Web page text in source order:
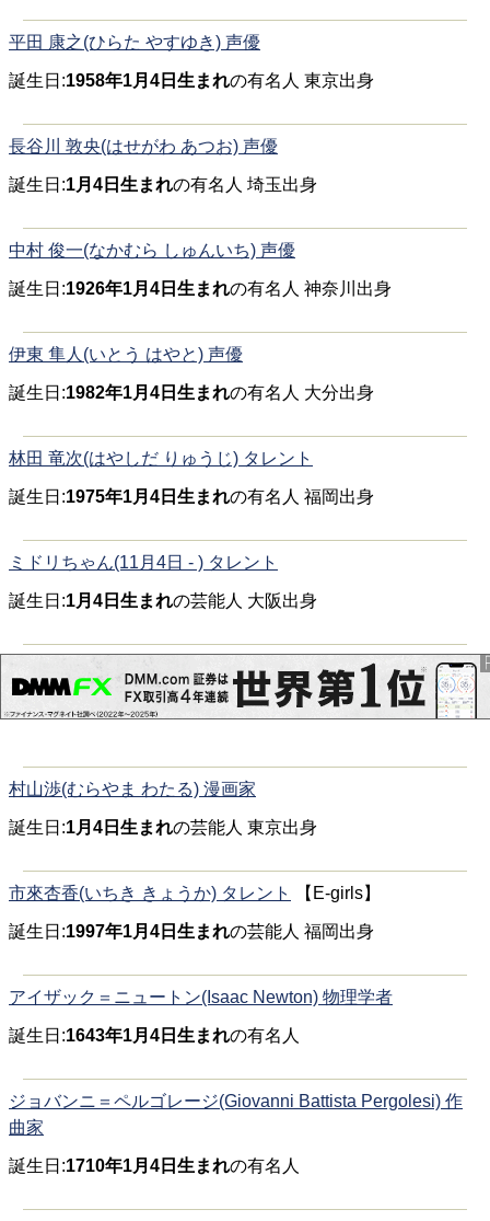
平田 康之(ひらた やすゆき) 声優
誕生日:1958年1月4日生まれの有名人 東京出身
長谷川 敦央(はせがわ あつお) 声優
誕生日:1月4日生まれの有名人 埼玉出身
中村 俊一(なかむら しゅんいち) 声優
誕生日:1926年1月4日生まれの有名人 神奈川出身
伊東 隼人(いとう はやと) 声優
誕生日:1982年1月4日生まれの有名人 大分出身
林田 竜次(はやしだ りゅうじ) タレント
誕生日:1975年1月4日生まれの有名人 福岡出身
ミドリちゃん(11月4日 - ) タレント
誕生日:1月4日生まれの芸能人 大阪出身
村山渉(むらやま わたる) 漫画家
誕生日:1月4日生まれの芸能人 東京出身
市來杏香(いちき きょうか) タレント 【E-girls】
誕生日:1997年1月4日生まれの芸能人 福岡出身
アイザック＝ニュートン(Isaac Newton) 物理学者
誕生日:1643年1月4日生まれの有名人
ジョバンニ＝ペルゴレージ(Giovanni Battista Pergolesi) 作
曲家
誕生日:1710年1月4日生まれの有名人